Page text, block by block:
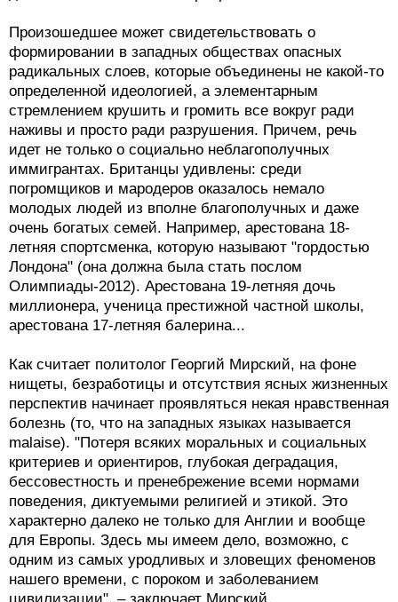
Произошедшее может свидетельствовать о
формировании в западных обществах опасных
радикальных слоев, которые объединены не какой-то
определенной идеологией, а элементарным
стремлением крушить и громить все вокруг ради
наживы и просто ради разрушения. Причем, речь
идет не только о социально неблагополучных
иммигрантах. Британцы удивлены: среди
погромщиков и мародеров оказалось немало
молодых людей из вполне благополучных и даже
очень богатых семей. Например, арестована 18-
летняя спортсменка, которую называют "гордостью
Лондона" (она должна была стать послом
Олимпиады-2012). Арестована 19-летняя дочь
миллионера, ученица престижной частной школы,
арестована 17-летняя балерина...
Как считает политолог Георгий Мирский, на фоне
нищеты, безработицы и отсутствия ясных жизненных
перспектив начинает проявляться некая нравственная
болезнь (то, что на западных языках называется
malaise). "Потеря всяких моральных и социальных
критериев и ориентиров, глубокая деградация,
бессовестность и пренебрежение всеми нормами
поведения, диктуемыми религией и этикой. Это
характерно далеко не только для Англии и вообще
для Европы. Здесь мы имеем дело, возможно, с
одним из самых уродливых и зловещих феноменов
нашего времени, с пороком и заболеванием